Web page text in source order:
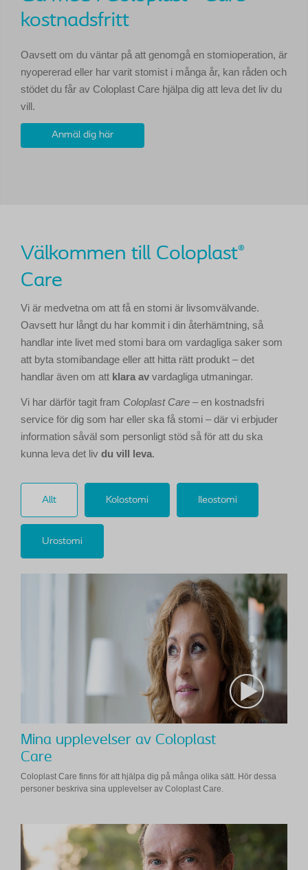
kostnadsfritt
Oavsett om du väntar på att genomgå en stomioperation, är
nyopererad eller har varit stomist i många år, kan råden och
stödet du får av Coloplast Care hjälpa dig att leva det liv du
vill.
Anmäl dig här
Välkommen till Coloplast®
Care
Vi är medvetna om att få en stomi är livsomvälvande.
Oavsett hur långt du har kommit i din återhämtning, så
handlar inte livet med stomi bara om vardagliga saker som
att byta stomibandage eller att hitta rätt produkt – det
handlar även om att klara av vardagliga utmaningar.
Vi har därför tagit fram Coloplast Care – en kostnadsfri
service för dig som har eller ska få stomi – där vi erbjuder
information såväl som personligt stöd så för att du ska
kunna leva det liv du vill leva.
Allt Kolostomi Ileostomi
Urostomi
Mina upplevelser av Coloplast
Care
Coloplast Care finns för att hjälpa dig på många olika sätt. Hör dessa
personer beskriva sina upplevelser av Coloplast Care.